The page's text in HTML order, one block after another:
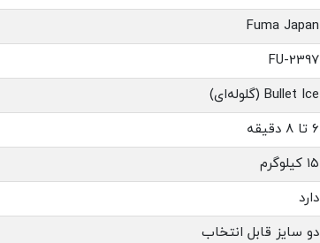
Fuma Japan
FU-2397
Bullet Ice (گلوله‌ای)
۶ تا ۸ دقیقه
۱۵ کیلوگرم
دارد
دو سایز قابل انتخاب